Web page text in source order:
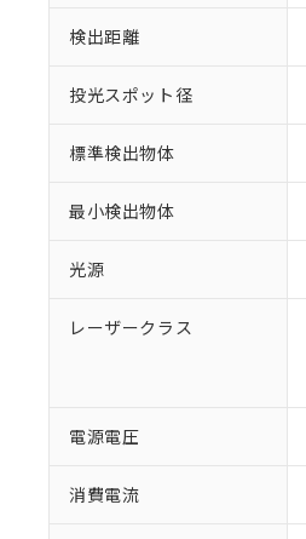
検出距離
投光スポット径
標準検出物体
最小検出物体
光源
レーザークラス
電源電圧
消費電流